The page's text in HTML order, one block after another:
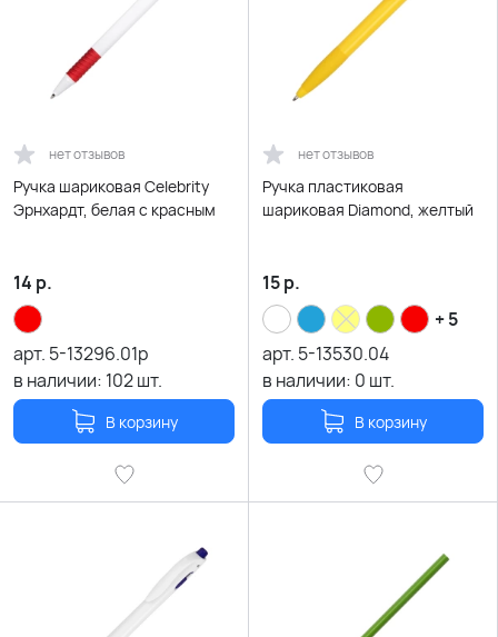
нет отзывов
Ручка шариковая Celebrity
Эрнхардт, белая с красным
14 р.
арт. 5-13296.01р
в наличии: 102шт.
В корзину
нет отзывов
Ручка пластиковая
шариковая Diamond, желтый
15р.
+ 5
арт. 5-13530.04
в наличии: 0 шт.
В корзину